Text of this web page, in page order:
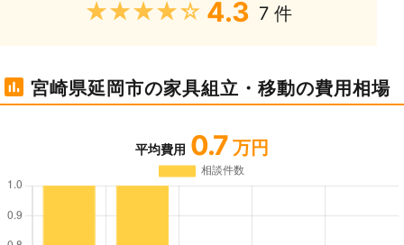
★★★★★ 4.3 7 件
宮崎県延岡市の家具組立・移動の費用相場
平均費用 0.7 万円